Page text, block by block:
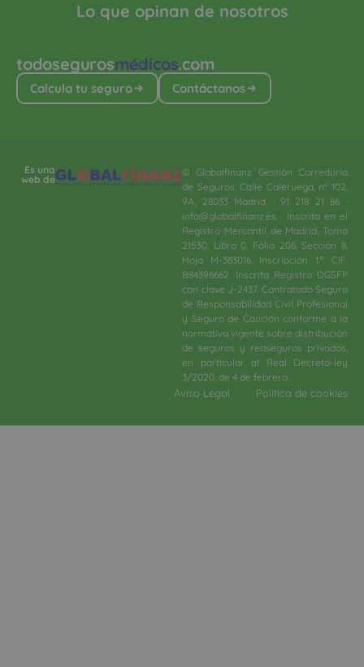
todosegurosmédicos.com
Calcula tu seguro Contáctanos
Lo que opinan de nosotros
Es una
web de
© Globalfinanz Gestión Correduría
de Seguros. Calle Caleruega, nº 102,
9A, 28033 Madrid · 91 218 21 86 ·
info@globalfinanz.es · Inscrita en el
Registro Mercantil de Madrid, Tomo
21530, Libro 0, Folio 206, Sección 8,
Hoja M-383016. Inscripción 1.ª. CIF.
B84396662. Inscrita Registro DGSFP
con clave J-2437. Contratado Seguro
de Responsabilidad Civil Profesional
y Seguro de Caución conforme a la
normativa vigente sobre distribución
de seguros y reaseguros privados,
en particular al Real Decreto-ley
3/2020, de 4 de febrero.​
Aviso Legal Política de cookies